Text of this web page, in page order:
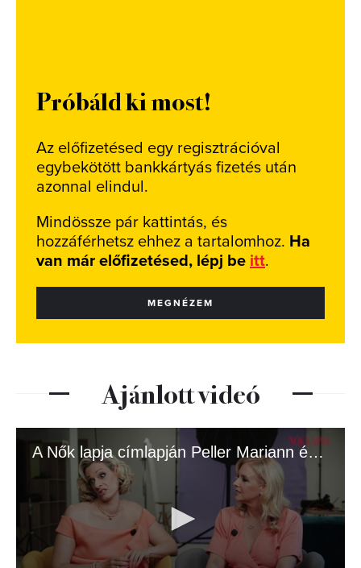
Próbáld ki most!
Az előfizetésed egy regisztrációval
egybekötött bankkártyás fizetés után
azonnal elindul.
Mindössze pár kattintás, és
hozzáférhetsz ehhez a tartalomhoz. Ha
van már előfizetésed, lépj be itt.
MEGNÉZEM
Ajánlott videó
A Nők lapja címlapján Peller Mariann és Anna!